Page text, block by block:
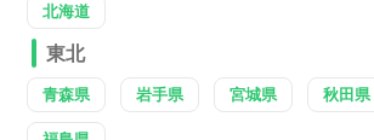
北海道
東北
青森県 岩手県 宮城県 秋田県